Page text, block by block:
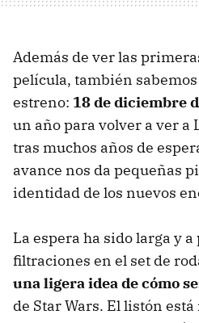
Además de ver las
película, también
estreno: 18 de diciembre
un año para volver a ver a
tras muchos años de
avance nos da pequeñas
identidad de los nuevos
La espera ha sido larga y a
filtraciones en el set de
una ligera idea de cómo
de Star Wars. El listón